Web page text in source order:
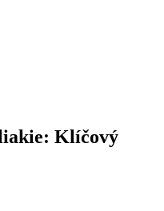
Klíčový